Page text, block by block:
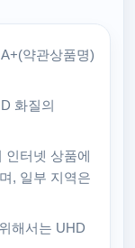
약관상품명)
화질의
인터넷 상품에
, 일부 지역은
해서는 UHD